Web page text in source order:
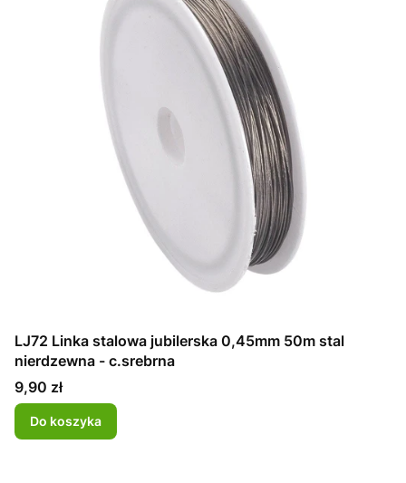
LJ72 Linka stalowa jubilerska 0,45mm 50m stal
nierdzewna - c.srebrna
Cena
9,90 zł
Do koszyka